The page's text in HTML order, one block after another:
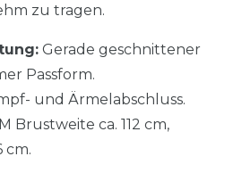
zu tragen.
Gerade geschnittener
Passform.
und Ärmelabschluss.
Brustweite ca. 112 cm,
cm.